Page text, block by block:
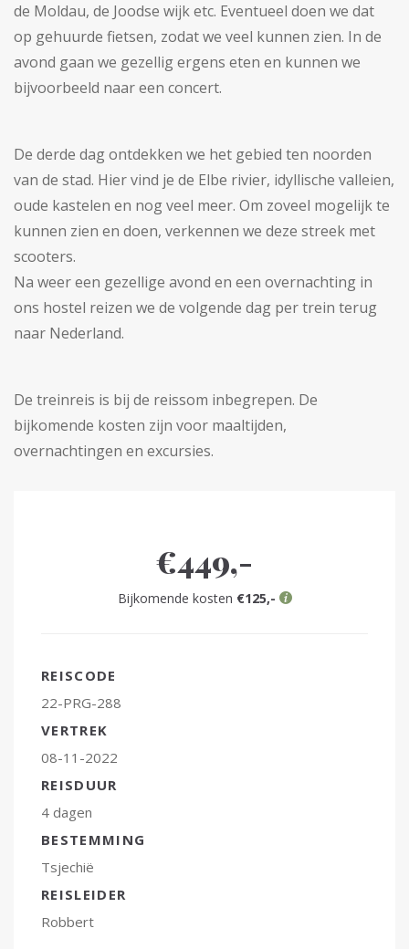
de Moldau, de Joodse wijk etc. Eventueel doen we dat
op gehuurde fietsen, zodat we veel kunnen zien. In de
avond gaan we gezellig ergens eten en kunnen we
bijvoorbeeld naar een concert.
De derde dag ontdekken we het gebied ten noorden
van de stad. Hier vind je de Elbe rivier, idyllische valleien,
oude kastelen en nog veel meer. Om zoveel mogelijk te
kunnen zien en doen, verkennen we deze streek met
scooters.
Na weer een gezellige avond en een overnachting in
ons hostel reizen we de volgende dag per trein terug
naar Nederland.
De treinreis is bij de reissom inbegrepen. De
bijkomende kosten zijn voor maaltijden,
overnachtingen en excursies.
€449,-
Bijkomende kosten €125,-
REISCODE
22-PRG-288
VERTREK
08-11-2022
REISDUUR
4 dagen
BESTEMMING
Tsjechië
REISLEIDER
Robbert